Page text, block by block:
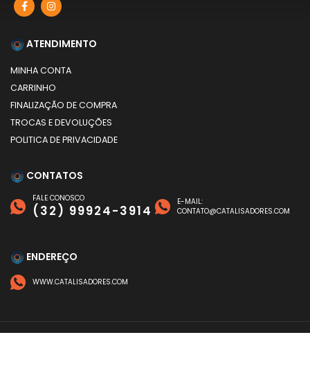
ATENDIMENTO
MINHA CONTA
CARRINHO
FINALIZAÇÃO DE COMPRA
TROCAS E DEVOLUÇÕES
POLITICA DE PRIVACIDADE
CONTATOS
FALE CONOSCO
(32) 99924-3914
E-MAIL:
CONTATO@CATALISADORES.COM
ENDEREÇO
WWW.CATALISADORES.COM